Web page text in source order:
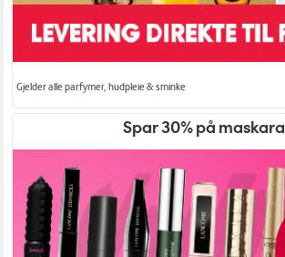
Gjelder alle parfymer, hudpleie & sminke
Spar 30% på maskara